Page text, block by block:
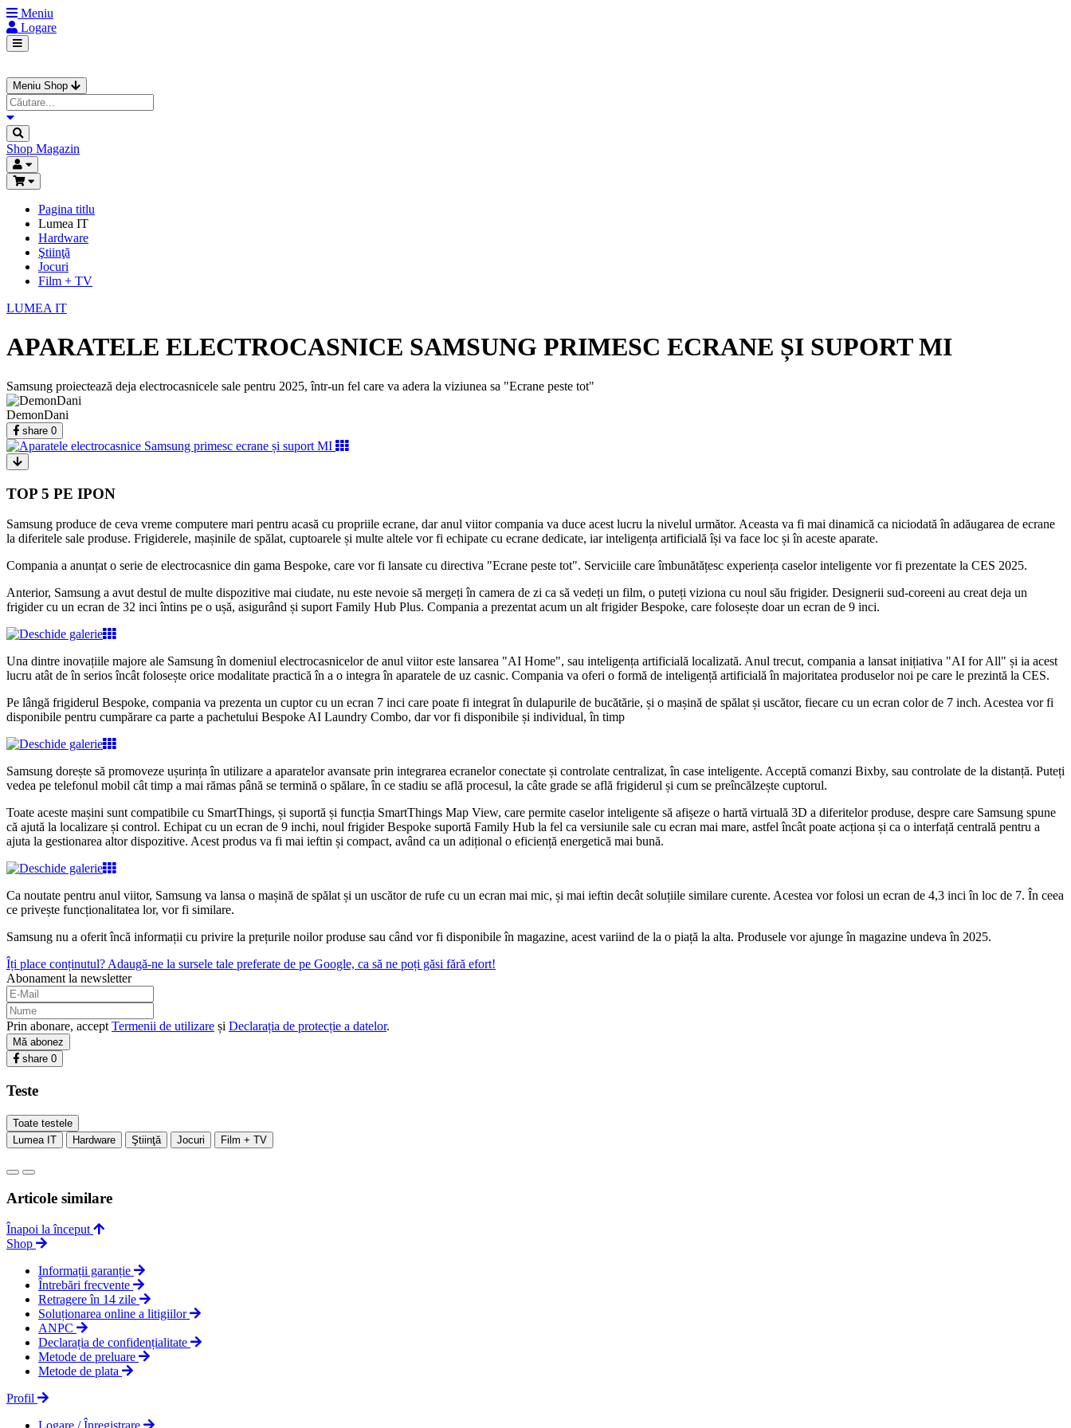
Meniu
Logare
Meniu Shop
Shop Magazin
Pagina titlu
Lumea IT
Hardware
Ştiinţă
Jocuri
Film + TV
LUMEA IT
APARATELE ELECTROCASNICE SAMSUNG PRIMESC ECRANE ȘI SUPORT MI
Samsung proiectează deja electrocasnicele sale pentru 2025, într-un fel care va adera la viziunea sa "Ecrane peste tot"
DemonDani
share 0
TOP 5 PE IPON
Samsung produce de ceva vreme computere mari pentru acasă cu propriile ecrane, dar anul viitor compania va duce acest lucru la nivelul următor. Aceasta va fi mai dinamică ca niciodată în adăugarea de ecrane
la diferitele sale produse. Frigiderele, mașinile de spălat, cuptoarele și multe altele vor fi echipate cu ecrane dedicate, iar inteligența artificială își va face loc și în aceste aparate.
Compania a anunțat o serie de electrocasnice din gama Bespoke, care vor fi lansate cu directiva "Ecrane peste tot". Serviciile care îmbunătățesc experiența caselor inteligente vor fi prezentate la CES 2025.
Anterior, Samsung a avut destul de multe dispozitive mai ciudate, nu este nevoie să mergeți în camera de zi ca să vedeți un film, o puteți viziona cu noul său frigider. Designerii sud-coreeni au creat deja un
frigider cu un ecran de 32 inci întins pe o ușă, asigurând și suport Family Hub Plus. Compania a prezentat acum un alt frigider Bespoke, care folosește doar un ecran de 9 inci.
Una dintre inovațiile majore ale Samsung în domeniul electrocasnicelor de anul viitor este lansarea "AI Home", sau inteligența artificială localizată. Anul trecut, compania a lansat inițiativa "AI for All" și ia acest
lucru atât de în serios încât folosește orice modalitate practică în a o integra în aparatele de uz casnic. Compania va oferi o formă de inteligență artificială în majoritatea produselor noi pe care le prezintă la CES.
Pe lângă frigiderul Bespoke, compania va prezenta un cuptor cu un ecran 7 inci care poate fi integrat în dulapurile de bucătărie, și o mașină de spălat și uscător, fiecare cu un ecran color de 7 inch. Acestea vor fi
disponibile pentru cumpărare ca parte a pachetului Bespoke AI Laundry Combo, dar vor fi disponibile și individual, în timp
Samsung dorește să promoveze ușurința în utilizare a aparatelor avansate prin integrarea ecranelor conectate și controlate centralizat, în case inteligente. Acceptă comanzi Bixby, sau controlate de la distanță. Puteți
vedea pe telefonul mobil cât timp a mai rămas până se termină o spălare, în ce stadiu se află procesul, la câte grade se află frigiderul și cum se preîncălzește cuptorul.
Toate aceste mașini sunt compatibile cu SmartThings, și suportă și funcția SmartThings Map View, care permite caselor inteligente să afișeze o hartă virtuală 3D a diferitelor produse, despre care Samsung spune
că ajută la localizare și control. Echipat cu un ecran de 9 inchi, noul frigider Bespoke suportă Family Hub la fel ca versiunile sale cu ecran mai mare, astfel încât poate acționa și ca o interfață centrală pentru a
ajuta la gestionarea altor dispozitive. Acest produs va fi mai ieftin și compact, având ca un adițional o eficiență energetică mai bună.
Ca noutate pentru anul viitor, Samsung va lansa o mașină de spălat și un uscător de rufe cu un ecran mai mic, și mai ieftin decât soluțiile similare curente. Acestea vor folosi un ecran de 4,3 inci în loc de 7. În ceea
ce privește funcționalitatea lor, vor fi similare.
Samsung nu a oferit încă informații cu privire la prețurile noilor produse sau când vor fi disponibile în magazine, acest variind de la o piață la alta. Produsele vor ajunge în magazine undeva în 2025.
Îți place conținutul? Adaugă-ne la sursele tale preferate de pe Google, ca să ne poți găsi fără efort!
Abonament la newsletter
Prin abonare, accept Termenii de utilizare și Declarația de protecție a datelor.
Mă abonez
share 0
Teste
Toate testele
Lumea IT
Hardware Ştiinţă Jocuri Film + TV
Articole similare
Înapoi la început
Shop
Informații garanție
Întrebări frecvente
Retragere în 14 zile
Soluționarea online a litigiilor
ANPC
Declarația de confidențialitate
Metode de preluare
Metode de plata
Profil